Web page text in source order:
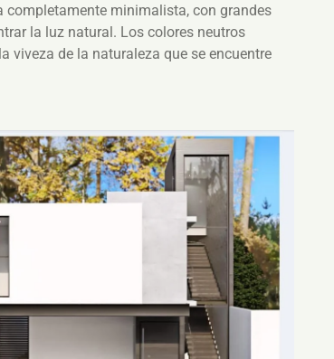
completamente minimalista, con grandes
la luz natural. Los colores neutros
viveza de la naturaleza que se encuentre